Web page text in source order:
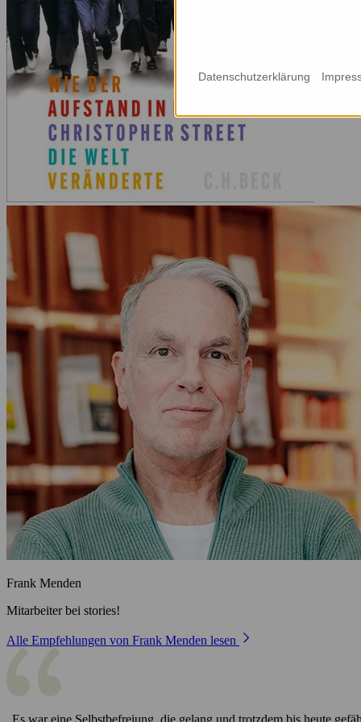
Frank Menden
Mitarbeiter bei stories!
Alle Empfehlungen von Frank Menden lesen
„Es war eine Selbstbefreiung, die gelang und trotzdem bis heute
Datenschutzerklärung